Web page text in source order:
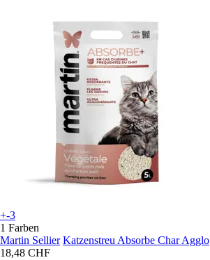
+-3
1 Farben
Martin Sellier Katzenstreu Absorbe Char Agglo
18,48 CHF